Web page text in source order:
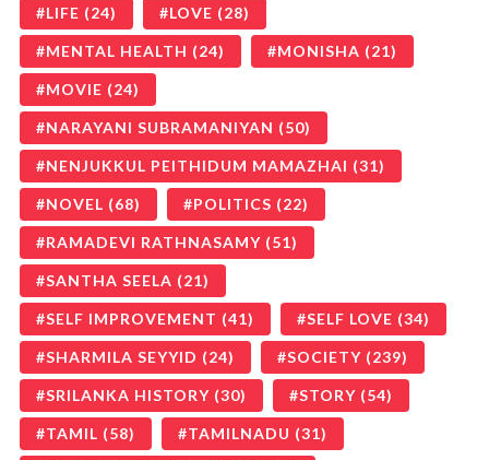
LIFE (24) LOVE (28)
MENTAL HEALTH (24) MONISHA (21)
MOVIE (24)
NARAYANI SUBRAMANIYAN (50)
NENJUKKUL PEITHIDUM MAMAZHAI (31)
NOVEL (68) POLITICS (22)
RAMADEVI RATHNASAMY (51)
SANTHA SEELA (21)
SELF IMPROVEMENT (41) SELF LOVE (34)
SHARMILA SEYYID (24) SOCIETY (239)
SRILANKA HISTORY (30) STORY (54)
TAMIL (58) TAMILNADU (31)